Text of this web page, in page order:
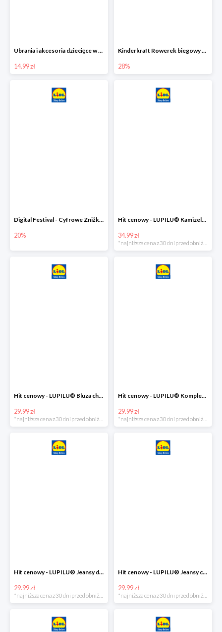
Ubrania i akcesoria dziecięce w Lidlu Online od 14,99 zł
14.99 zł
Kinderkraft Rowerek biegowy Fly
28%
Digital Festival - Cyfrowe Zniżki Ubrania dla dzieci w Lidlu -20%
20%
Hit cenowy - LUPILU® Kamizelka pikowana dziewczęca
34.99 zł
Hit cenowy - LUPILU® Bluza chłopięca w stylu college
29.99 zł
*najniższa cena z 30 dni przed obniżką
Hit cenowy - LUPILU® Komplet dziewczęcy (sukienka + legginsy)
29.99 zł
*najniższa cena z 30 dni przed obniżką
Hit cenowy - LUPILU® Jeansy dziewczęce slim fit
29.99 zł
Hit cenowy - LUPILU® Jeansy chłopięce slim fit
29.99 zł